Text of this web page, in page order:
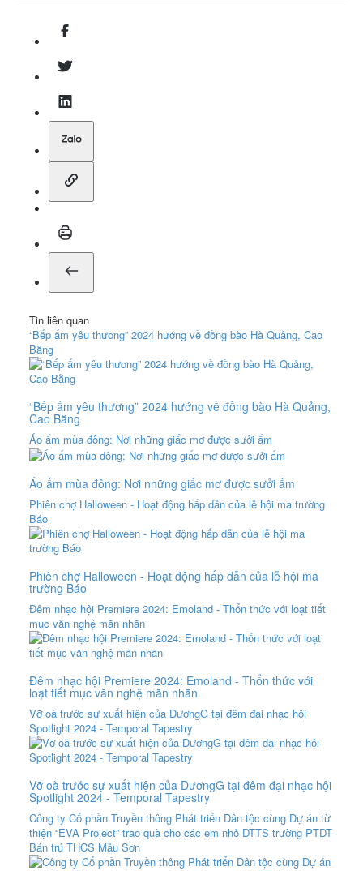
Tin liên quan
“Bếp ấm yêu thương” 2024 hướng về đồng bào Hà Quảng, Cao
Bằng
“Bếp ấm yêu thương” 2024 hướng về đồng bào Hà Quảng,
Cao Bằng
Áo ấm mùa đông: Nơi những giấc mơ được sưởi ấm
Áo ấm mùa đông: Nơi những giấc mơ được sưởi ấm
Phiên chợ Halloween - Hoạt động hấp dẫn của lễ hội ma trường
Báo
Phiên chợ Halloween - Hoạt động hấp dẫn của lễ hội ma
trường Báo
Đêm nhạc hội Premiere 2024: Emoland - Thổn thức với loạt tiết
mục văn nghệ mãn nhãn
Đêm nhạc hội Premiere 2024: Emoland - Thổn thức với
loạt tiết mục văn nghệ mãn nhãn
Vỡ oà trước sự xuất hiện của DươngG tại đêm đại nhạc hội
Spotlight 2024 - Temporal Tapestry
Vỡ oà trước sự xuất hiện của DươngG tại đêm đại nhạc hội
Spotlight 2024 - Temporal Tapestry
Công ty Cổ phần Truyền thông Phát triển Dân tộc cùng Dự án từ
thiện “EVA Project” trao quà cho các em nhỏ DTTS trường PTDT
Bán trú THCS Mẫu Sơn